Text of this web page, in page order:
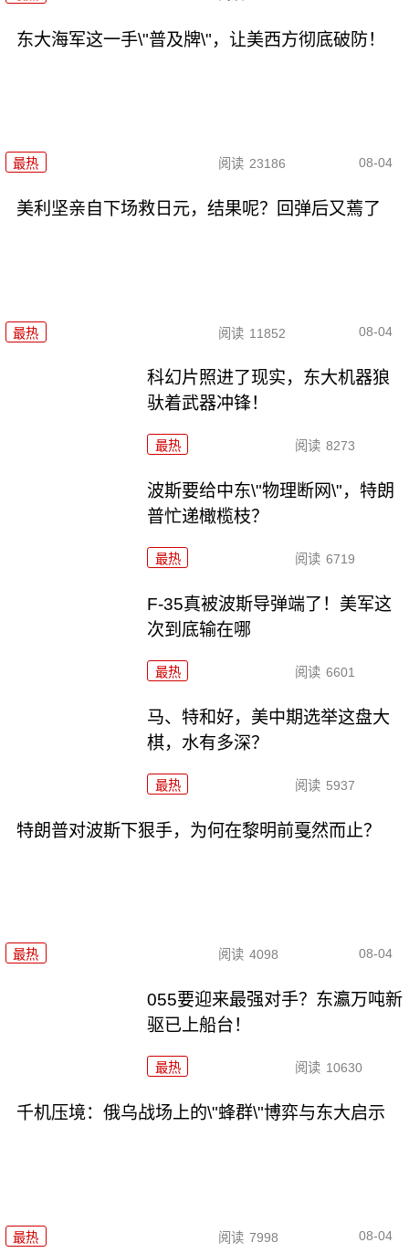
东大海军这一手\"普及牌\"，让美西方彻底破防！
最热 阅读 23186 08-04
美利坚亲自下场救日元，结果呢？回弹后又蔫了
最热 阅读 11852 08-04
科幻片照进了现实，东大机器狼
驮着武器冲锋！
最热 阅读 8273
波斯要给中东\"物理断网\"，特朗
普忙递橄榄枝？
最热 阅读 6719
F-35真被波斯导弹端了！美军这
次到底输在哪
最热 阅读 6601
马、特和好，美中期选举这盘大
棋，水有多深？
最热 阅读 5937
特朗普对波斯下狠手，为何在黎明前戛然而止？
最热 阅读 4098 08-04
055要迎来最强对手？东瀛万吨新
驱已上船台！
最热 阅读 10630
千机压境：俄乌战场上的\"蜂群\"博弈与东大启示
最热 阅读 7998 08-04